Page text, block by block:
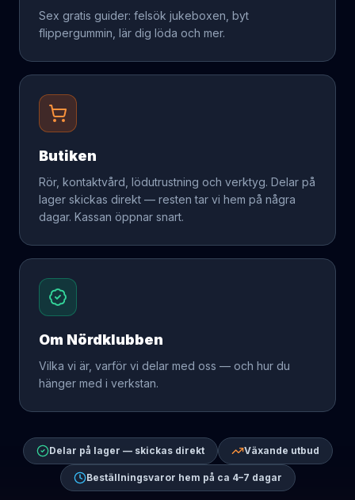
Sex gratis guider: felsök jukeboxen, byt
flippergummin, lär dig löda och mer.
Butiken
Rör, kontaktvård, lödutrustning och verktyg. Delar på
lager skickas direkt — resten tar vi hem på några
dagar. Kassan öppnar snart.
Om Nördklubben
Vilka vi är, varför vi delar med oss — och hur du
hänger med i verkstan.
Delar på lager — skickas direkt Växande utbud
Beställningsvaror hem på ca 4–7 dagar